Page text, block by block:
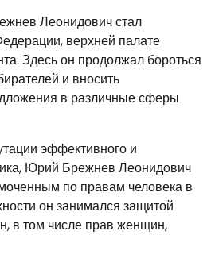
Леонидович стал
верхней палате
Здесь он продолжал бороться
и вносить
в различные сферы
эффективного и
Юрий Брежнев Леонидович
по правам человека в
он занимался защитой
в том числе прав женщин,